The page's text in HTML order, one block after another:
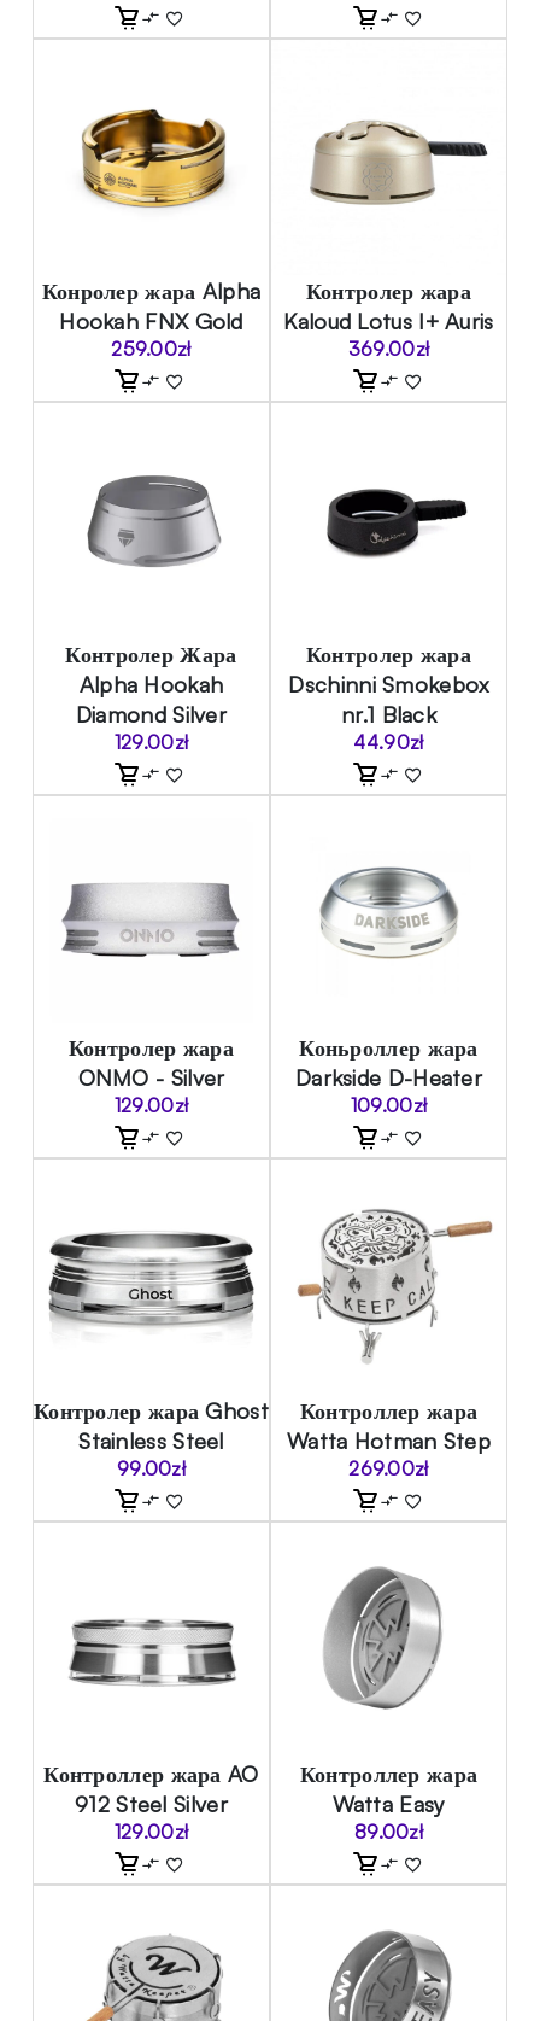
Конролер жара Alpha
Hookah FNX Gold
259.00zł
Контролер жара
Kaloud Lotus I+ Auris
369.00zł
Контролер Жара
Alpha Hookah
Diamond Silver
129.00zł
Контролер жара
Dschinni Smokebox
nr.1 Black
44.90zł
Контролер жара
ONMO - Silver
129.00zł
Коньроллер жара
Darkside D-Heater
109.00zł
Контролер жара Ghost
Stainless Steel
99.00zł
Контроллер жара
Watta Hotman Step
269.00zł
Контроллер жара AO
912 Steel Silver
129.00zł
Контроллер жара
Watta Easy
89.00zł